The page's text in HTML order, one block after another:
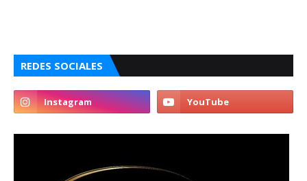
REDES SOCIALES